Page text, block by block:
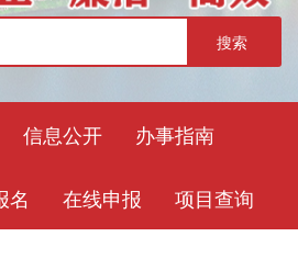
信息公开 办事指南
名 在线申报 项目查询